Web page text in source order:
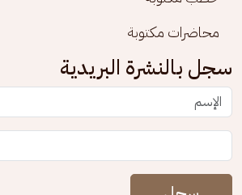
محاضرات مكتوبة
سجل بالنشرة البريدية